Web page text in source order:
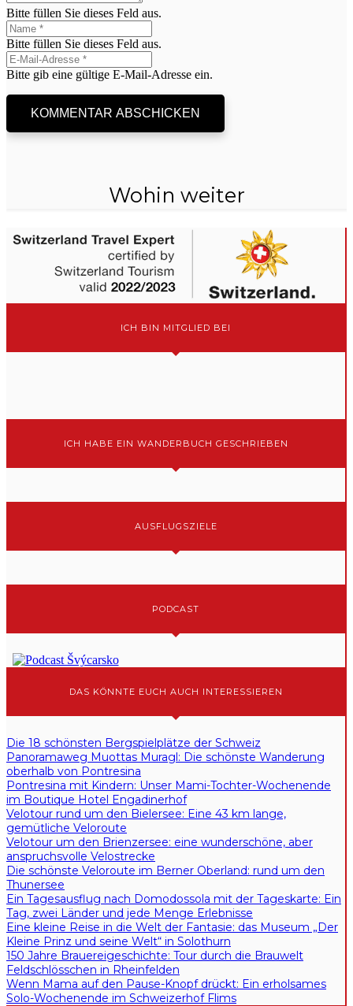
Bitte füllen Sie dieses Feld aus.
Bitte füllen Sie dieses Feld aus.
Bitte gib eine gültige E-Mail-Adresse ein.
KOMMENTAR ABSCHICKEN
Wohin weiter
ICH BIN MITGLIED BEI
ICH HABE EIN WANDERBUCH GESCHRIEBEN
AUSFLUGSZIELE
PODCAST
DAS KÖNNTE EUCH AUCH INTERESSIEREN
Die 18 schönsten Bergspielplätze der Schweiz
Panoramaweg Muottas Muragl: Die schönste Wanderung
oberhalb von Pontresina
Pontresina mit Kindern: Unser Mami-Tochter-Wochenende
im Boutique Hotel Engadinerhof
Velotour rund um den Bielersee: Eine 43 km lange,
gemütliche Veloroute
Velotour um den Brienzersee: eine wunderschöne, aber
anspruchsvolle Velostrecke
Die schönste Veloroute im Berner Oberland: rund um den
Thunersee
Ein Tagesausflug nach Domodossola mit der Tageskarte: Ein
Tag, zwei Länder und jede Menge Erlebnisse
Eine kleine Reise in die Welt der Fantasie: das Museum „Der
Kleine Prinz und seine Welt“ in Solothurn
150 Jahre Brauereigeschichte: Tour durch die Brauwelt
Feldschlösschen in Rheinfelden
Wenn Mama auf den Pause-Knopf drückt: Ein erholsames
Solo-Wochenende im Schweizerhof Flims